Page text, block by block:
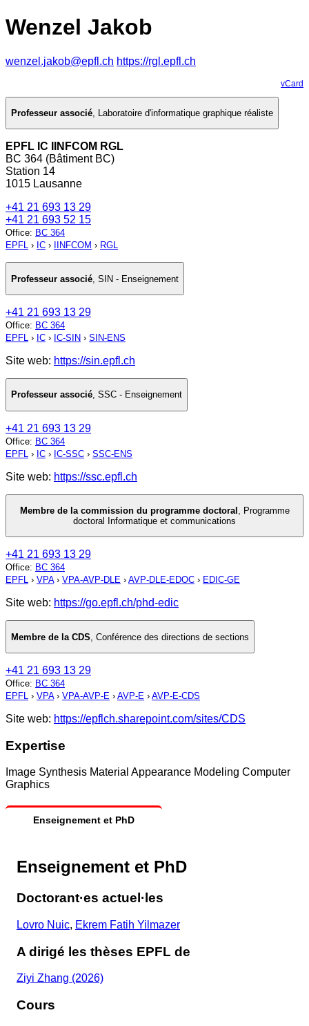
Wenzel Jakob
wenzel.jakob@epfl.ch https://rgl.epfl.ch
vCard
Professeur associé, Laboratoire d'informatique graphique réaliste
EPFL IC IINFCOM RGL
BC 364 (Bâtiment BC)
Station 14
1015 Lausanne
+41 21 693 13 29
+41 21 693 52 15
Office: BC 364
EPFL › IC › IINFCOM › RGL
Professeur associé SIN - Enseignement
+41 21 693 13 29
Office: BC 364
EPFL › IC › IC-SIN › SIN-ENS
Site web: https://sin.epfl.ch
Professeur associé, SSC - Enseignement
+41 21 693 13 29
Office: BC 364
EPFL › IC › IC-SSC › SSC-ENS
Site web: https://ssc.epfl.ch
Membre de la commission du programme doctoral , Programme
doctoral Informatique et communications
+41 21 693 13 29
Office: BC 364
EPFL › VPA› VPA-AVP-DLE › AVP-DLE-EDOC › EDIC-GE
Site web: https://go.epfl.ch/phd-edic
Membre de la CDS Conférence des directions de sections
+41 21 693 13 29
Office: BC 364
EPFL › VPA› VPA-AVP-E › AVP-E › AVP-E-CDS
Site web: https://epflch.sharepoint.com/sites/CDS
Expertise
Image Synthesis Material Appearance Modeling Computer
Graphics
Enseignement et PhD
Enseignement et PhD
Doctorant·es actuel·les
Lovro Nuic, Ekrem Fatih Yilmazer
A dirigé les thèses EPFL de
Ziyi Zhang (2026)
Cours